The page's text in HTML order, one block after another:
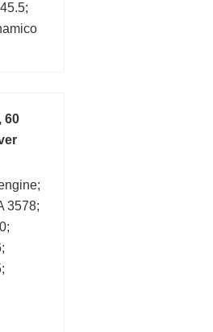
60
3578;